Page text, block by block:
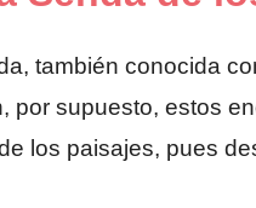
también conocida
por supuesto, estos
los paisajes, pues